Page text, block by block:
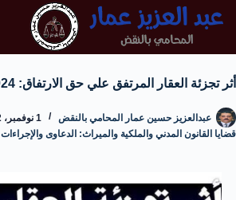
أثر تجزئة العقار المرتفق علي حق الارتفاق: 1024، 1025 مدني
عبدالعزيز حسين عمار المحامي بالنقض
1 نوفمبر، 2022
قضايا القانون المدني والملكية والميراث: الدعاوى والإجراءات